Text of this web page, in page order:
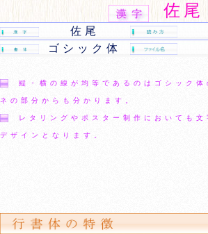
佐尾
佐尾
ゴシック体
縦・横の線が均等であるのはゴシック体
ネの部分からも分かります。
レタリングやポスター制作においても文
デザインとなります。